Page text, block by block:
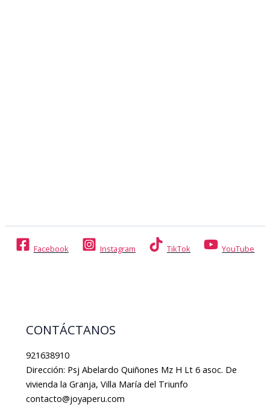
Facebook Instagram TikTok YouTube
CONTÁCTANOS
921638910
Dirección: Psj Abelardo Quiñones Mz H Lt 6 asoc. De
vivienda la Granja, Villa María del Triunfo
contacto@joyaperu.com